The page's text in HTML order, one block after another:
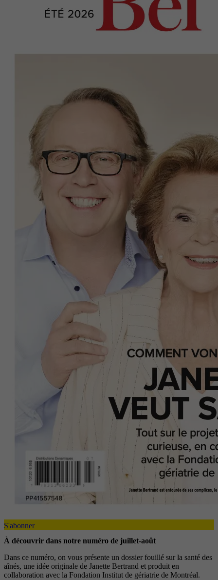
S'abonner
À découvrir dans notre numéro de juillet-août
Dans ce numéro, on vous présente un dossier fouillé sur la santé des
aînés, une idée originale de Janette Bertrand et produit en
collaboration avec la Fondation Institut de gériatrie de Montréal.